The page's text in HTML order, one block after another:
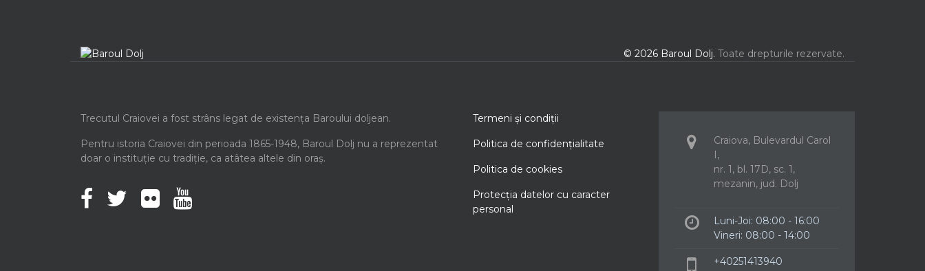
© 2026 Baroul Dolj. Toate drepturile rezervate.
Trecutul Craiovei a fost strâns legat de existența Baroului doljean.
Pentru istoria Craiovei din perioada 1865-1948, Baroul Dolj nu a reprezentat
doar o instituție cu tradiție, ca atâtea altele din oraș.
Termeni şi condiţii
Politica de confidenţialitate
Politica de cookies
Protecţia datelor cu caracter
personal
Craiova, Bulevardul Carol
I,
nr. 1, bl. 17D, sc. 1,
mezanin, jud. Dolj
Luni-Joi: 08:00 - 16:00
Vineri: 08:00 - 14:00
+40251413940